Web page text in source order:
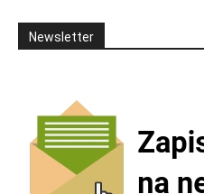
Newsletter